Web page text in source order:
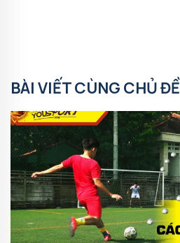
BÀI VIẾT CÙNG CHỦ ĐỀ